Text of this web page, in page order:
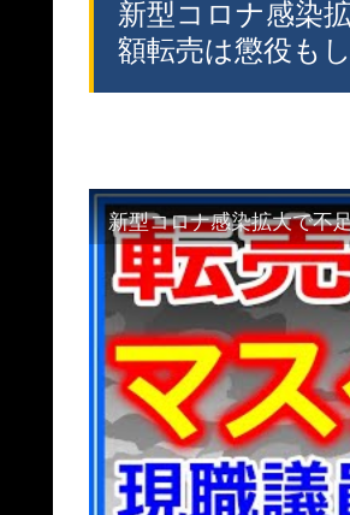
新型コロナ感染
額転売は懲役も